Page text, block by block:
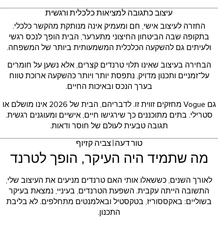
עיצוב כתגובה למציאות כלכלית ורגשית
החזרה לעיצוב אישי, חם ומעמיק אינה מנותקת מהקשר כלכלי.
בתקופה שבה הביטחון החיצוני מתערער, הבית הופך לנכס רגשי
ולעיתים גם להשקעה הכלכלית המשמעותית ביותר של המשפחה.
הבחירה בעיצוב שאינו תלוי טרנדים קצרים, אלא נשען על חומרים
על־זמניים ותכנון מדויק, נתפסת יותר ויותר כהשקעה ארוכת טווח
בערך הנכס ובאיכות החיים.
גם Vogue מחזקים זווית זו. לדבריהם, הבית של 2026 אינו מושלם או
סטרילי. בתים מתוכננים כך שירגישו חיים, אישיים ומעוגנים רגשית.
תגובה טבעית לעולם של חוסר ודאות.
טור דעה | צביה קזיוף
מה שתמיד היה העיקר, הופך לטרנד
לאורך השנים, כששאלו אותי האם טרנדים מניעים את העיצוב שלי,
התשובה הייתה עקבית. השפעת הטרנדים, בעיניי, נמצאת בעיקר
בשוליים: באקססוריז, בטקסטיל ובאלמנטים מתחלפים. לא בליבת
התכנון.